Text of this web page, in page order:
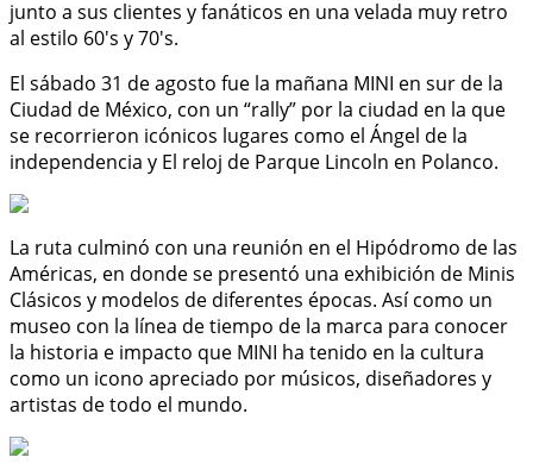
junto a sus clientes y fanáticos en una velada muy retro
al estilo 60's y 70's.
El sábado 31 de agosto fue la mañana MINI en sur de la
Ciudad de México, con un “rally” por la ciudad en la que
se recorrieron icónicos lugares como el Ángel de la
independencia y El reloj de Parque Lincoln en Polanco.
La ruta culminó con una reunión en el Hipódromo de las
Américas, en donde se presentó una exhibición de Minis
Clásicos y modelos de diferentes épocas. Así como un
museo con la línea de tiempo de la marca para conocer
la historia e impacto que MINI ha tenido en la cultura
como un icono apreciado por músicos, diseñadores y
artistas de todo el mundo.